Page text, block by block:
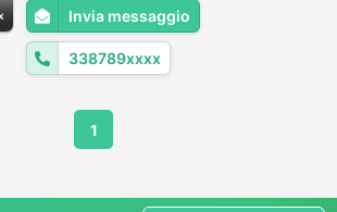
Invia messaggio
338789xxxx
1